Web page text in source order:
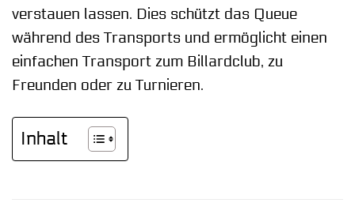
verstauen lassen. Dies schützt das Queue
während des Transports und ermöglicht einen
einfachen Transport zum Billardclub, zu
Freunden oder zu Turnieren.
Inhalt